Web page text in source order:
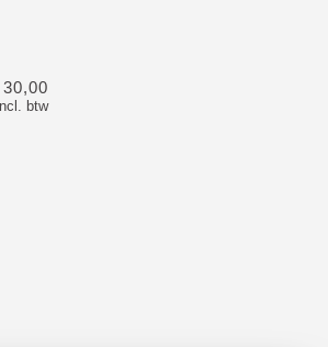
btw
30,00